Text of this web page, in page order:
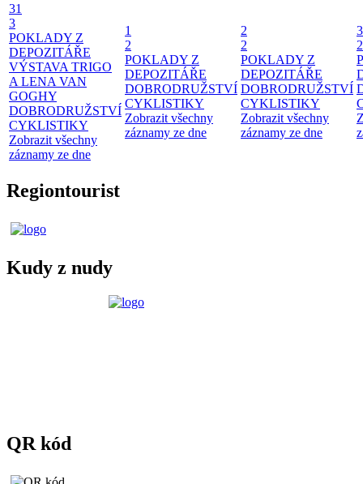
31
3
POKLADY Z
DEPOZITÁŘE
VÝSTAVA TRIGO
A LENA VAN
GOGHY
DOBRODRUŽSTVÍ
CYKLISTIKY
Zobrazit všechny
záznamy ze dne
1
2
POKLADY Z
DEPOZITÁŘE
DOBRODRUŽSTVÍ
CYKLISTIKY
Zobrazit všechny
záznamy ze dne
2
2
POKLADY Z
DEPOZITÁŘE
DOBRODRUŽSTVÍ
CYKLISTIKY
Zobrazit všechny
záznamy ze dne
3
2
Regiontourist
Kudy z nudy
QR kód